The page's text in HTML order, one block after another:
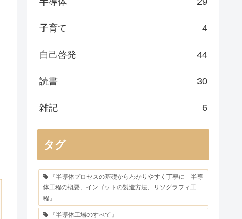
子育て 4
自己啓発 44
読書 30
雑記 6
タグ
『半導体プロセスの基礎からわかりやすく丁寧に 半導
体工程の概要、インゴットの製造方法、リソグラフィ工
程』
『半導体工場のすべて』